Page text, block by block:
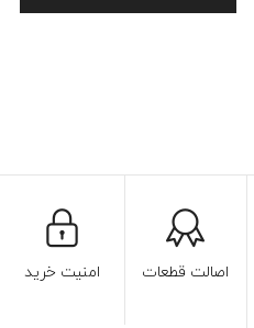
اصالت قطعات امنیت خرید